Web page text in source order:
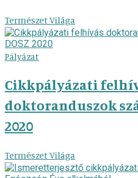
Természet Világa
Pályázat
Cikkpályázati
doktoranduszok
2020
Természet Világa